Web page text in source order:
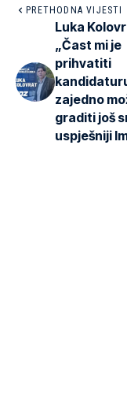
PRETHODNA VIJESTI
Luka
„Čast mi je
prihvatiti
zajedno
graditi još
uspješniji